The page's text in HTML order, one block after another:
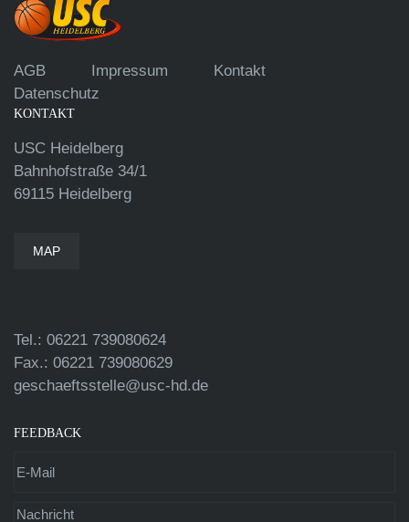
AGB Impressum
Kontakt
Datenschutz
KONTAKT
USC Heidelberg
Bahnhofstraße 34/1
69115 Heidelberg
MAP
Tel.: 06221 739080624
Fax.: 06221 739080629
geschaeftsstelle@usc-hd.de
FEEDBACK